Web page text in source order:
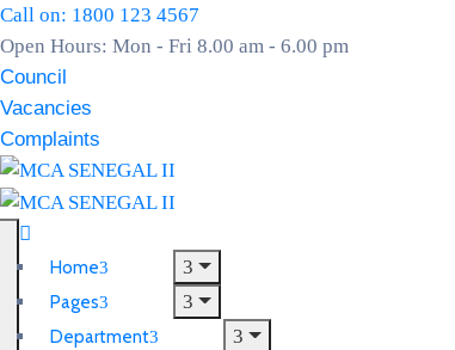
Call on: 1800 123 4567
Open Hours: Mon - Fri 8.00 am - 6.00 pm
Council
Vacancies
Complaints
Home
Pages
Department